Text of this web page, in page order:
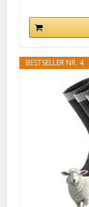
BESTSELLER NR. 4